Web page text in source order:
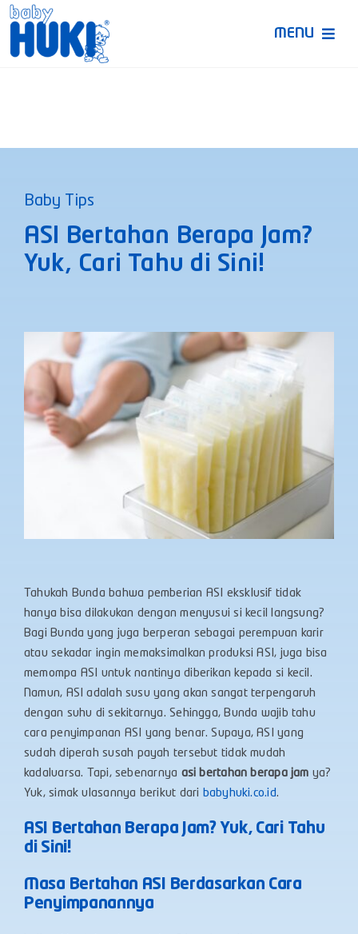
Skip
content
MENU
Baby Tips
ASI Bertahan Berapa Jam?
Yuk, Cari Tahu di Sini!
Tahukah Bunda bahwa pemberian ASI eksklusif tidak
hanya bisa dilakukan dengan menyusui si kecil langsung?
Bagi Bunda yang juga berperan sebagai perempuan karir
atau sekadar ingin memaksimalkan produksi ASI, juga bisa
memompa ASI untuk nantinya diberikan kepada si kecil.
Namun, ASI adalah susu yang akan sangat terpengaruh
dengan suhu di sekitarnya. Sehingga, Bunda wajib tahu
cara penyimpanan ASI yang benar. Supaya, ASI yang
sudah diperah susah payah tersebut tidak mudah
kadaluarsa. Tapi, sebenarnya asi bertahan berapa jam ya?
Yuk, simak ulasannya berikut dari babyhuki.co.id.
ASI Bertahan Berapa Jam? Yuk, Cari Tahu
di Sini!
Masa Bertahan ASI Berdasarkan Cara
Penyimpanannya